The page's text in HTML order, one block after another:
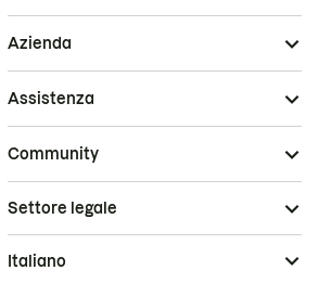
Azienda
Assistenza
Community
Settore legale
Italiano